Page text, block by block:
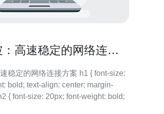
高速稳定的网络连接
网络连接方案 h1 { font-size:
bottom: 20px; } h2 { font-size: 20px; font-weight: bold;